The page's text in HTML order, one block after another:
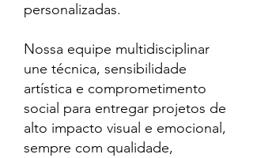
personalizadas.
Nossa equipe multidisciplinar
une técnica, sensibilidade
artística e comprometimento
social para entregar projetos de
alto impacto visual e emocional,
sempre com qualidade,